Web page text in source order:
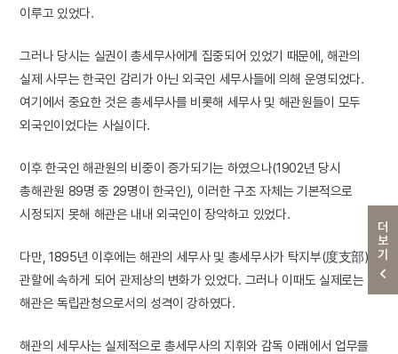
더보기
이루고 있었다.
그러나 당시는 실권이 총세무사에게 집중되어 있었기 때문에, 해관의
실제 사무는 한국인 감리가 아닌 외국인 세무사들에 의해 운영되었다.
여기에서 중요한 것은 총세무사를 비롯해 세무사 및 해관원들이 모두
외국인이었다는 사실이다.
이후 한국인 해관원의 비중이 증가되기는 하였으나(1902년 당시
총해관원 89명 중 29명이 한국인), 이러한 구조 자체는 기본적으로
시정되지 못해 해관은 내내 외국인이 장악하고 있었다.
다만, 1895년 이후에는 해관의 세무사 및 총세무사가 탁지부(度支部)
관할에 속하게 되어 관제상의 변화가 있었다. 그러나 이때도 실제로는
해관은 독립관청으로서의 성격이 강하였다.
해관의 세무사는 실제적으로 총세무사의 지휘와 감독 아래에서 업무를